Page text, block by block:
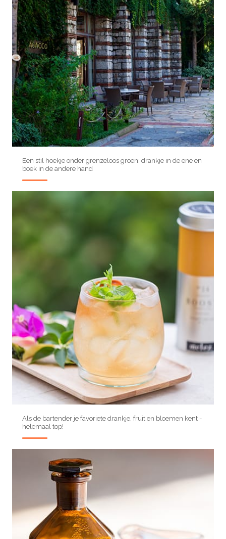
Een stil hoekje onder grenzeloos groen: drankje in de ene en
boek in de andere hand
Als de bartender je favoriete drankje, fruit en bloemen kent -
helemaal top!